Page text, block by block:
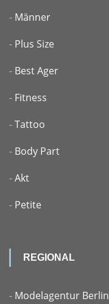
- Männer
- Plus Size
- Best Ager
- Fitness
-Tattoo
- Body Part
-Akt
- Petite
REGIONAL
- Modelagentur Berlin